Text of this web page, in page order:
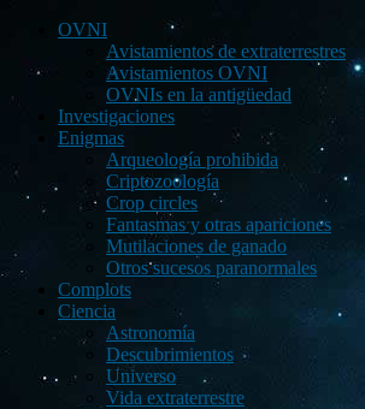
OVNI
Avistamientos de extraterrestres
Avistamientos OVNI
OVNIs en la antigüedad
Investigaciones
Enigmas
Arqueología prohibida
Criptozoología
Crop circles
Fantasmas y otras apariciones
Mutilaciones de ganado
Otros sucesos paranormales
Complots
Ciencia
Astronomía
Descubrimientos
Universo
Vida extraterrestre